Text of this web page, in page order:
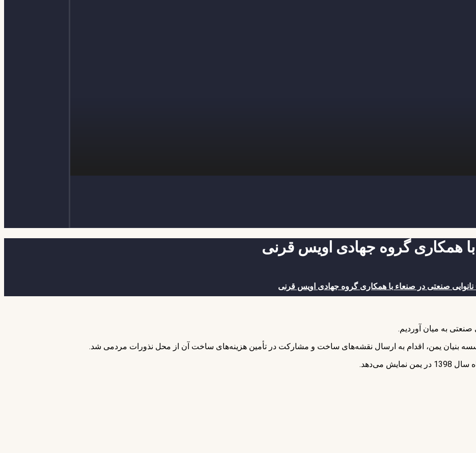
بنیان یمن، اقدام به ارسال نقشه‌های ساخت و مشارکت در تأمین هزینه‌های ساخت آن از محل نذورات مردمی شد.
می‌دهد.